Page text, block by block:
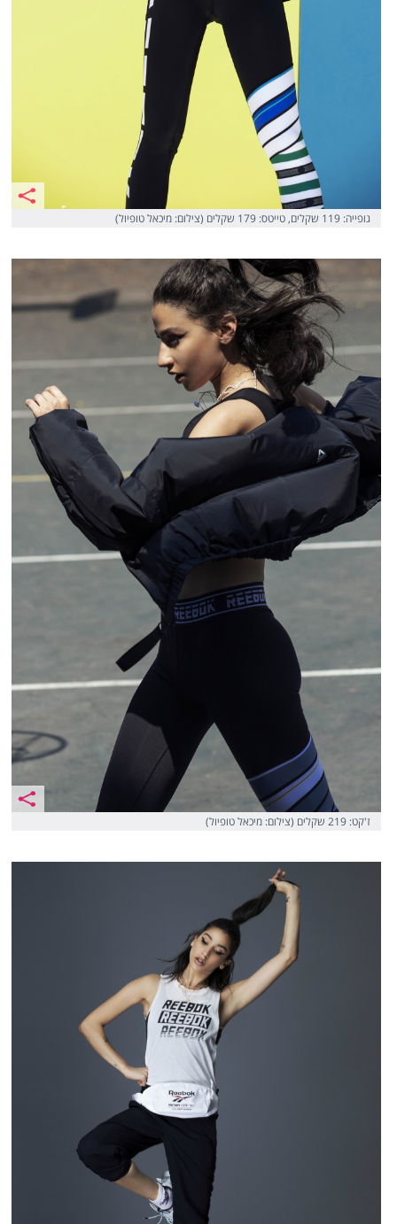
גופייה: 119 שקלים, טייטס: 179 שקלים (צילום: מיכאל טופיול)
ז'קט: 219 שקלים (צילום: מיכאל טופיול)